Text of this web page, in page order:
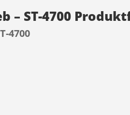
– ST-4700
4700